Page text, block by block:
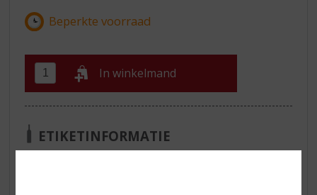
In winkelmand
ETIKETINFORMATIE